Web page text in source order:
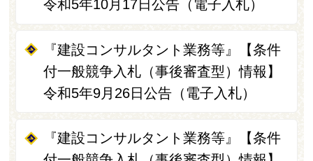
令和5年10月17日公告（電子入札）
『建設コンサルタント業務等』【条件
付一般競争入札（事後審査型）情報】
令和5年9月26日公告（電子入札）
『建設コンサルタント業務等』【条件